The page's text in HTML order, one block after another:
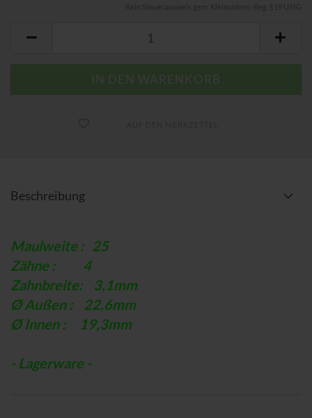
Beschreibung
Maulweite : 25
Zähne : 4
Zahnbreite: 3,1mm
Ø Außen : 22,6mm
Ø Innen : 19,3mm
- Lagerware -